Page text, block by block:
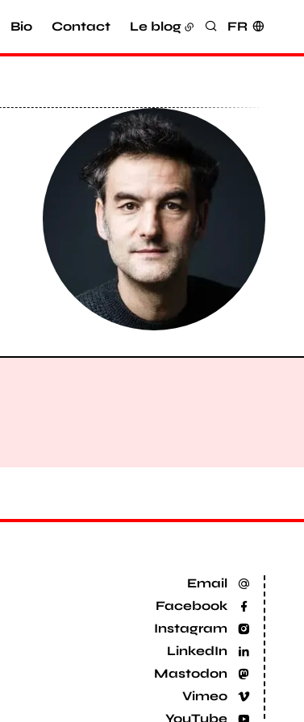
Bio Contact Le blog Rechercher
FR
Email
Facebook
Instagram
LinkedIn
Mastodon
Vimeo
YouTube